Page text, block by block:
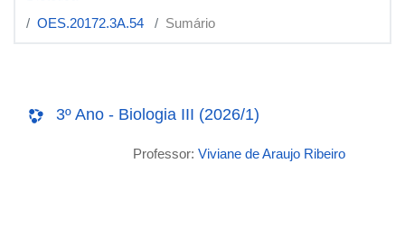
OES.20172.3A.54
Sumário
3º Ano - Biologia III (2026/1)
Professor: Viviane de Araujo Ribeiro